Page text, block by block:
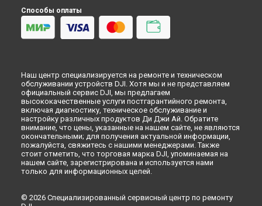
Способы оплаты
Наш центр специализируется на ремонте и техническом
обслуживании устройств DJI. Хотя мы и не представляем
официальный сервис DJI, мы предлагаем
высококачественные услуги постгарантийного ремонта,
включая диагностику, техническое обслуживание и
настройку различных продуктов Ди Джи Ай. Обратите
внимание, что цены, указанные на нашем сайте, не являются
окончательными; для получения актуальной информации,
пожалуйста, свяжитесь с нашими менеджерами. Также
стоит отметить, что торговая марка DJI, упоминаемая на
нашем сайте, зарегистрирована и используется нами
только для информационных целей.
© 2026 Специализированный сервисный центр по ремонту